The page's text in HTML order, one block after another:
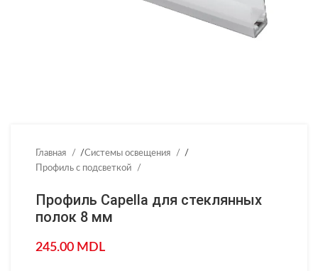
Главная /Системы освещения
/
Профиль с подсветкой
Профиль Capella для стеклянных
полок 8 мм
245.00 MDL